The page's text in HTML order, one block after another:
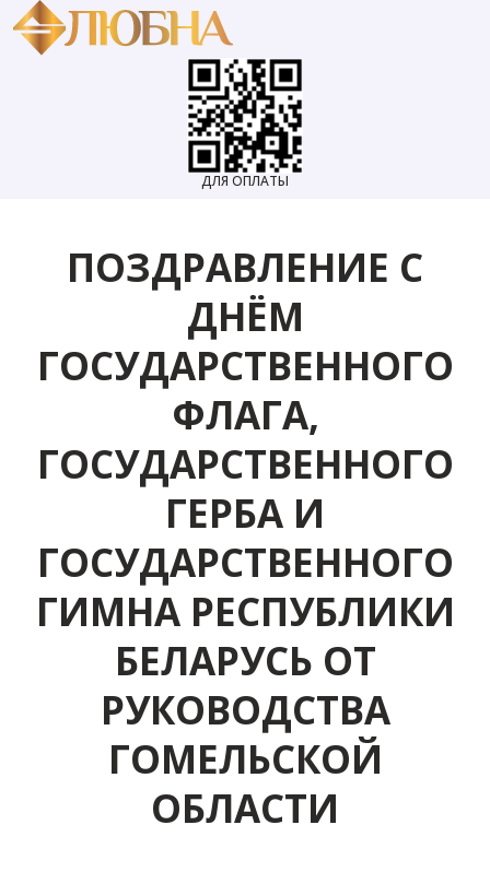
ДЛЯ ОПЛАТЫ
ПОЗДРАВЛЕНИЕ С
ДНЁМ
ГОСУДАРСТВЕННОГО
ФЛАГА,
ГОСУДАРСТВЕННОГО
ГЕРБА И
ГОСУДАРСТВЕННОГО
ГИМНА РЕСПУБЛИКИ
БЕЛАРУСЬ ОТ
РУКОВОДСТВА
ГОМЕЛЬСКОЙ
ОБЛАСТИ